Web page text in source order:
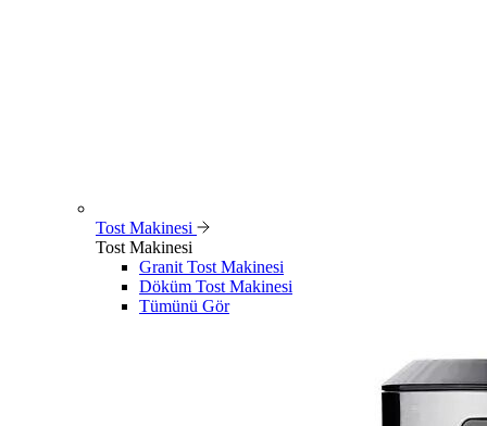
Tost Makinesi
Tost Makinesi
Granit Tost Makinesi
Döküm Tost Makinesi
Tümünü Gör